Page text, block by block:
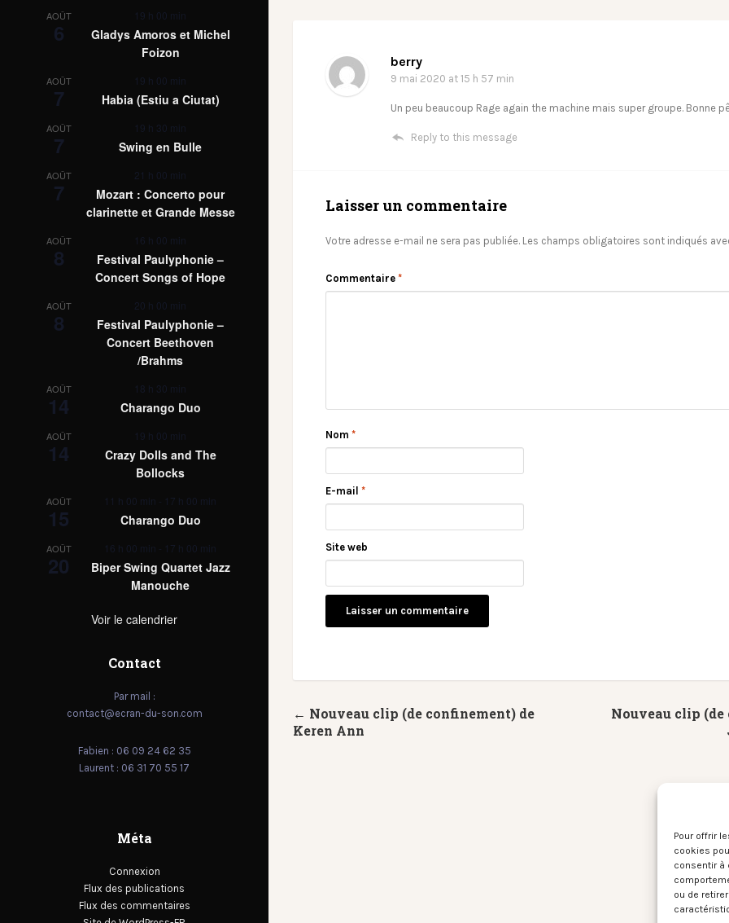
Pour offrir
cookies
consentir à
ou de
AOÛT
6
19 h 00 min
Gladys Amoros et Michel
Foizon
AOÛT
7
19 h 00 min
Habia (Estiu a Ciutat)
AOÛT
7
19 h 30 min
Swing en Bulle
AOÛT
7
21 h 00 min
Mozart : Concerto pour
clarinette et Grande Messe
AOÛT
8
16 h 00 min
Festival Paulyphonie –
Concert Songs of Hope
AOÛT
8
20 h 00 min
Festival Paulyphonie –
Concert Beethoven
/Brahms
AOÛT
14
18 h 30 min
Charango Duo
AOÛT
14
19 h 00 min
Crazy Dolls and The
Bollocks
AOÛT
15
11 h 00 min - 17 h 00 min
Charango Duo
AOÛT
20
16 h 00 min - 17 h 00 min
Biper Swing Quartet Jazz
Manouche
Voir le calendrier
Contact
Par mail :
contact@ecran-du-son.com
Fabien : 06 09 24 62 35
Laurent : 06 31 70 55 17
Méta
Connexion
Flux des publications
Flux des commentaires
berry
9 mai 2020 at 15 h 57 min
Un peu beaucoup Rage again the machine mais super groupe. Bonne
Reply to this message
Laisser un commentaire
Votre adresse e-mail ne sera pas publiée. Les champs obligatoires sont indiqués
Commentaire *
Nom *
E-mail *
Site web
Nouveau clip
← Nouveau clip (de confinement) de
Keren Ann